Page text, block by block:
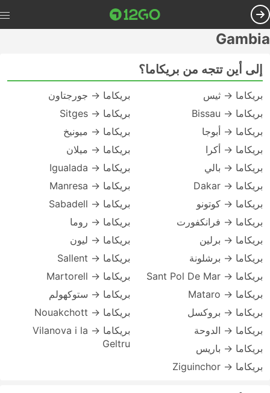
Gambia
إلى أين تتجه من بريكاما؟
بريكاما → ثيس
بريكاما → Bissau
بريكاما → أبوجا
بريكاما → أكرا
بريكاما → بالي
بريكاما → Dakar
بريكاما → كوتونو
بريكاما → فرانكفورت
بريكاما → برلين
بريكاما → برشلونة
بريكاما → Sant Pol De Mar
بريكاما → Mataro
بريكاما → بروكسل
بريكاما → الدوحة
بريكاما → باريس
بريكاما → Ziguinchor
بريكاما → جورجتاون
بريكاما → Sitges
بريكاما → ميونيخ
بريكاما → ميلان
بريكاما → Igualada
بريكاما → Manresa
بريكاما → Sabadell
بريكاما → روما
بريكاما → ليون
بريكاما → Sallent
بريكاما → Martorell
بريكاما → ستوكهولم
بريكاما → Nouakchott
بريكاما → Vilanova i la
Geltru